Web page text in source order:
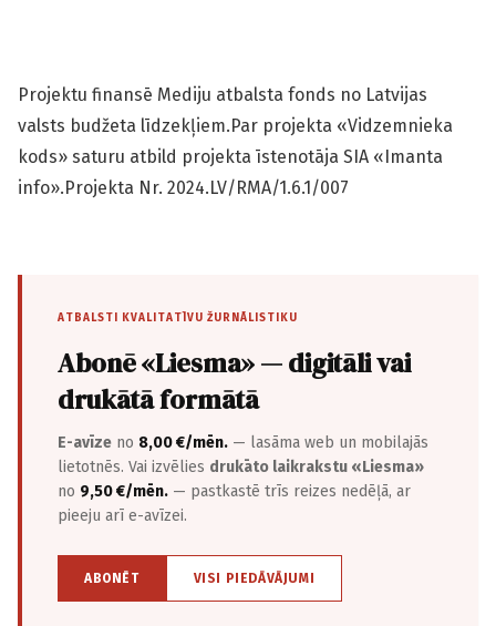
Projektu finansē Mediju atbalsta fonds no Latvijas
valsts budžeta līdzekļiem.Par projekta «Vidzemnieka
kods» saturu atbild projekta īstenotāja SIA «Imanta
info».Projekta Nr. 2024.LV/RMA/1.6.1/007
ATBALSTI KVALITATĪVU ŽURNĀLISTIKU
Abonē «Liesma» — digitāli vai
drukātā formātā
E-avīze no 8,00 €/mēn. — lasāma web un mobilajās
lietotnēs. Vai izvēlies drukāto laikrakstu «Liesma»
no 9,50 €/mēn. — pastkastē trīs reizes nedēļā, ar
pieeju arī e-avīzei.
ABONĒT VISI PIEDĀVĀJUMI